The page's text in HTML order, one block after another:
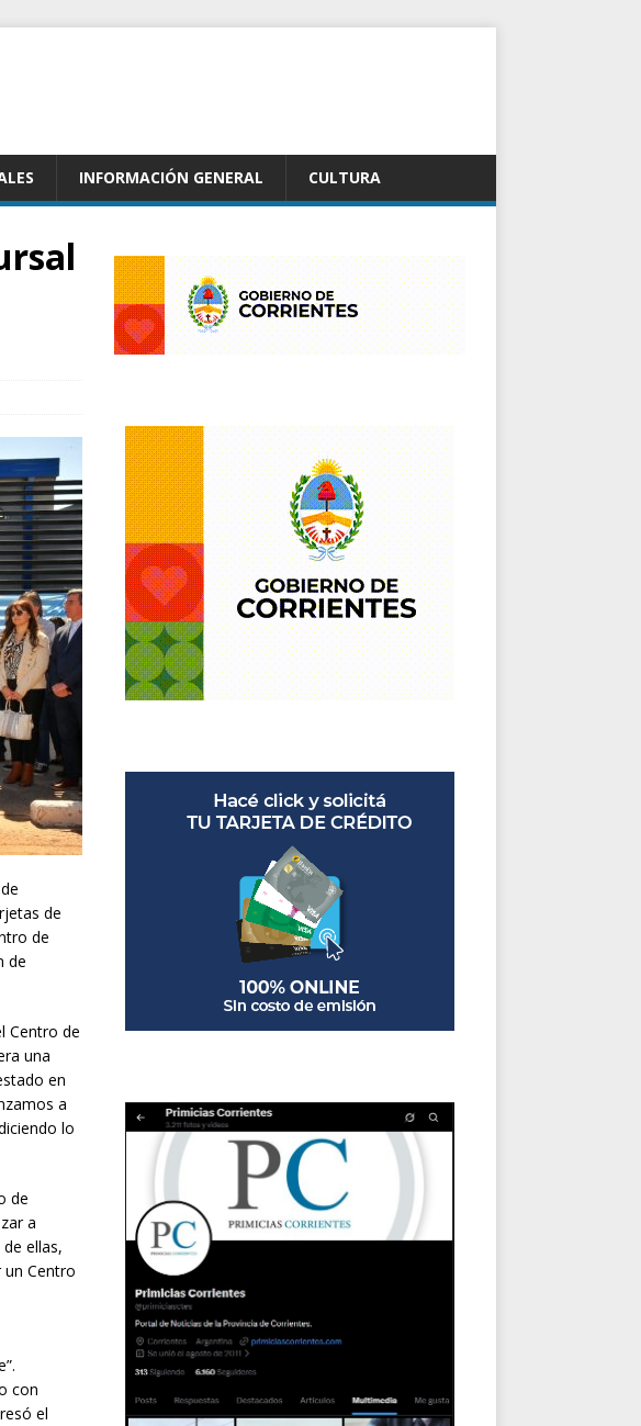
INFORMACIÓN GENERAL CULTURA
de
de
de
Centro de
una
en
a
lo
de
a
ellas,
Centro
con
el